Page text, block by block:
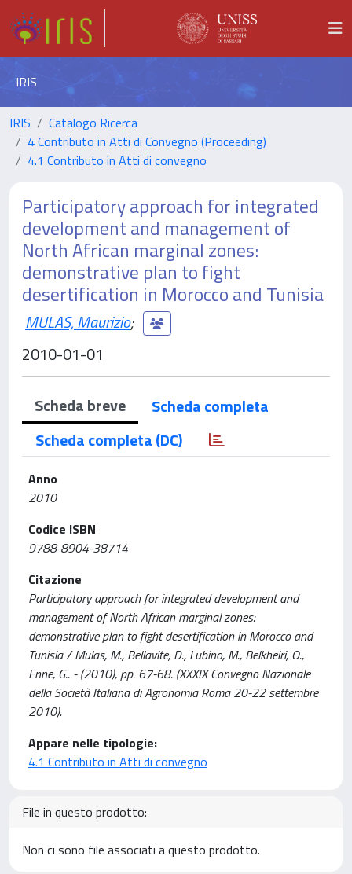
IRIS
IRIS
Catalogo Ricerca
4 Contributo in Atti di Convegno (Proceeding)
4.1 Contributo in Atti di convegno
Participatory approach for integrated
development and management of
North African marginal zones:
demonstrative plan to fight
desertification in Morocco and Tunisia
MULAS, Maurizio;
2010-01-01
Scheda breve
Scheda completa
Scheda completa (DC)
Anno
2010
Codice ISBN
9788-8904-38714
Citazione
Participatory approach for integrated development and
management of North African marginal zones:
demonstrative plan to fight desertification in Morocco and
Tunisia / Mulas, M., Bellavite, D., Lubino, M., Belkheiri, O.,
Enne, G.. - (2010), pp. 67-68. (XXXIX Convegno Nazionale
della Società Italiana di Agronomia Roma 20-22 settembre
2010).
Appare nelle tipologie:
4.1 Contributo in Atti di convegno
File in questo prodotto:
Non ci sono file associati a questo prodotto.